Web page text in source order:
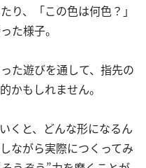
り、「この色は何色？」
た様子。
た遊びを通して、指先の
かもしれません。
くと、どんな形になるん
ながら実際につくってみ